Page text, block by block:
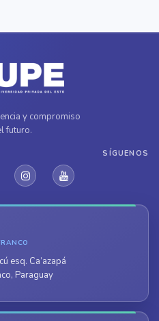
y compromiso
futuro.
SÍGUENOS
esq. Ca’azapá
Paraguay